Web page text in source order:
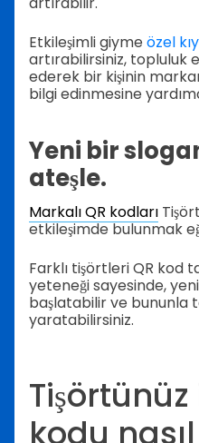
Etkileşimli giyme özel
artırabilirsiniz, topluluk
ederek bir kişinin
bilgi edinmesine
Yeni bir
ateşle.
Markalı QR kodları
etkileşimde bulunmak
Farklı tişörtleri QR kod
yeteneği sayesinde,
başlatabilir ve bununla
yaratabilirsiniz.
kodu nasıl